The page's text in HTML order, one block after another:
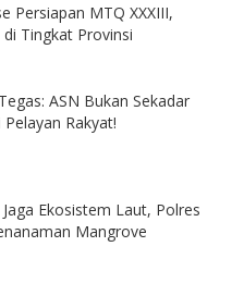
Persiapan MTQ XXXIII,
Tingkat Provinsi
ASN Bukan Sekadar
Rakyat!
Ekosistem Laut, Polres
Mangrove